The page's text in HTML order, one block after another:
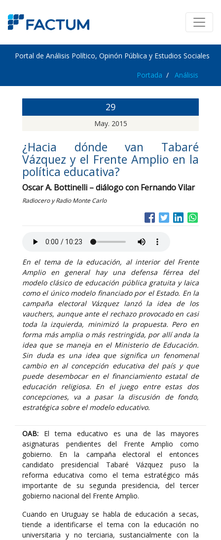
Portal de Análisis Político, Opinón Pública y Estudios Sociales
Portada Análisis
29
May. 2015
¿Hacia dónde van Tabaré
Vázquez y el Frente Amplio en la
política educativa?
Oscar A. Bottinelli – diálogo con Fernando Vilar
Radiocero y Radio Monte Carlo
En el tema de la educación, al interior del Frente
Amplio en general hay una defensa férrea del
modelo clásico de educación pública gratuita y laica
como el único modelo financiado por el Estado. En la
campaña electoral Vázquez lanzó la idea de los
vauchers, aunque ante el rechazo provocado en casi
toda la izquierda, minimizó la propuesta. Pero en
forma más amplia o más restringida, por allí anda la
idea que se maneja en el Ministerio de Educación.
Sin duda es una idea que significa un fenomenal
cambio en al concepción educativa del país y que
puede desembocar en el financiamiento estatal de
educación religiosa. En el juego entre estas dos
concepciones, va a pasar la discusión de fondo,
estratégica sobre el modelo educativo.
OAB: El tema educativo es una de las mayores
asignaturas pendientes del Frente Amplio como
gobierno. En la campaña electoral el entonces
candidato presidencial Tabaré Vázquez puso la
reforma educativa como el tema estratégico más
importante de su segunda presidencia, del tercer
gobierno nacional del Frente Amplio.
Cuando en Uruguay se habla de educación a secas,
tiende a identificarse el tema con la educación no
universitaria y no terciaria, sustancialmente con la